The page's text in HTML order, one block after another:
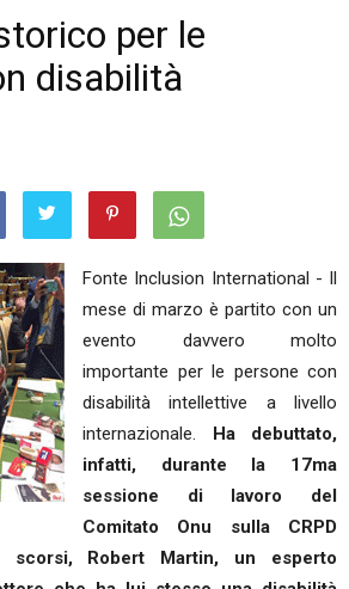
per le
disabilità
Fonte Inclusion International - Il
mese di marzo è partito con un
evento davvero molto
importante per le persone con
disabilità intellettive a livello
internazionale. Ha debuttato,
infatti, durante la 17ma
sessione di lavoro del
Comitato Onu sulla CRPD
scorsi, Robert Martin, un esperto